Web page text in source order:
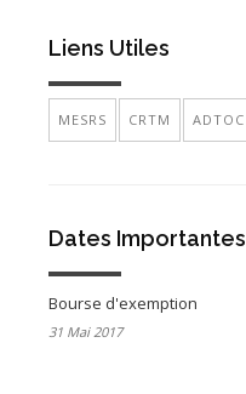
Liens Utiles
MESRS CRTM ADTOC
Dates Importantes
Bourse d'exemption
31 Mai 2017